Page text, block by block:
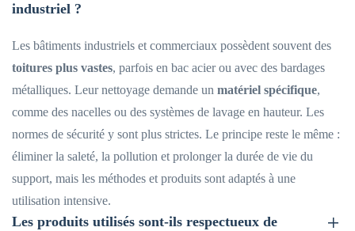
industriel ?
Les bâtiments industriels et commerciaux possèdent souvent des
toitures plus vastes, parfois en bac acier ou avec des bardages
métalliques. Leur nettoyage demande un matériel spécifique,
comme des nacelles ou des systèmes de lavage en hauteur. Les
normes de sécurité y sont plus strictes. Le principe reste le même :
éliminer la saleté, la pollution et prolonger la durée de vie du
support, mais les méthodes et produits sont adaptés à une
utilisation intensive.
Les produits utilisés sont-ils respectueux de